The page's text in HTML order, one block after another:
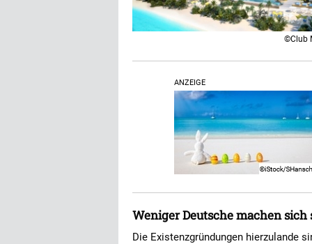
©Club
ANZEIGE
Weniger Deutsche machen sich
Die Existenzgründungen hierzulande